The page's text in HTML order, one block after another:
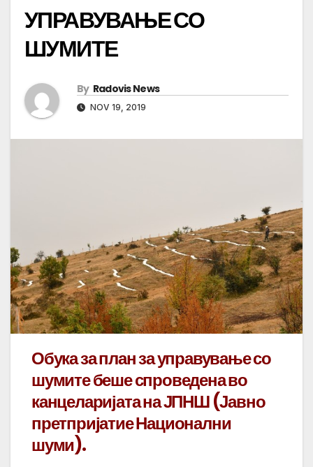
УПРАВУВАЊЕ СО
ШУМИТЕ
By Radovis News
NOV 19, 2019
Обука за план за управување со
шумите беше спроведена во
канцеларијата на ЈПНШ (Јавно
претпријатие Национални
шуми).